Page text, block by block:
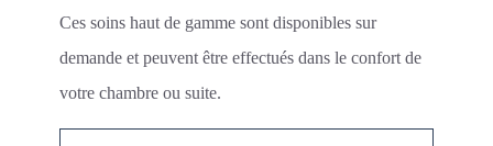
Ces soins haut de gamme sont disponibles sur
demande et peuvent être effectués dans le confort de
votre chambre ou suite.